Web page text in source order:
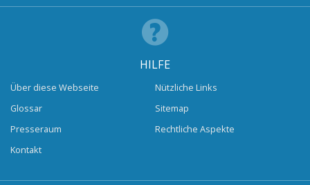
HILFE
Über diese Webseite
Glossar
Presseraum
Kontakt
Nützliche Links
Sitemap
Rechtliche Aspekte